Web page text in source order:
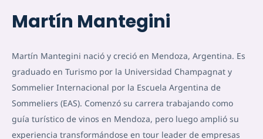
Martín Mantegini
Martín Mantegini nació y creció en Mendoza, Argentina. Es
graduado en Turismo por la Universidad Champagnat y
Sommelier Internacional por la Escuela Argentina de
Sommeliers (EAS). Comenzó su carrera trabajando como
guía turístico de vinos en Mendoza, pero luego amplió su
experiencia transformándose en tour leader de empresas